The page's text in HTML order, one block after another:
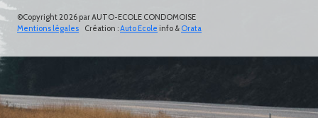
©Copyright 2026 par AUTO-ECOLE CONDOMOISE
Mentions légales
Création :Auto Ecole info & Orata